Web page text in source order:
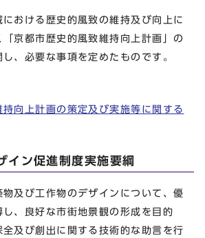
おける歴史的風致の維持及び向上に
京都市歴史的風致維持向上計画」の
、必要な事項を定めたものです。
向上計画の策定及び実施等に関する
イン促進制度実施要綱
及び工作物のデザインについて、優
、良好な市街地景観の形成を目的
及び創出に関する技術的な助言を行